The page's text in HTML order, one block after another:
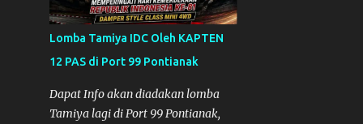
Januari
1
2020
26
Desember
September
Lomba Tamiya IDC Oleh KAPTEN
12 PAS di Port 99 Pontianak
Dapat Info akan diadakan lomba
Tamiya lagi di Port 99 Pontianak,